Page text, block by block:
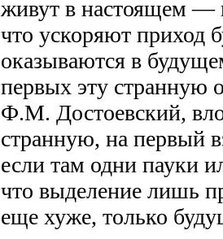
живут в настоящем —
что ускоряют приход
оказываются в
первых эту странную
Ф.М. Достоевский,
странную, на первый
если там одни пауки
что выделение лишь
еще хуже, только